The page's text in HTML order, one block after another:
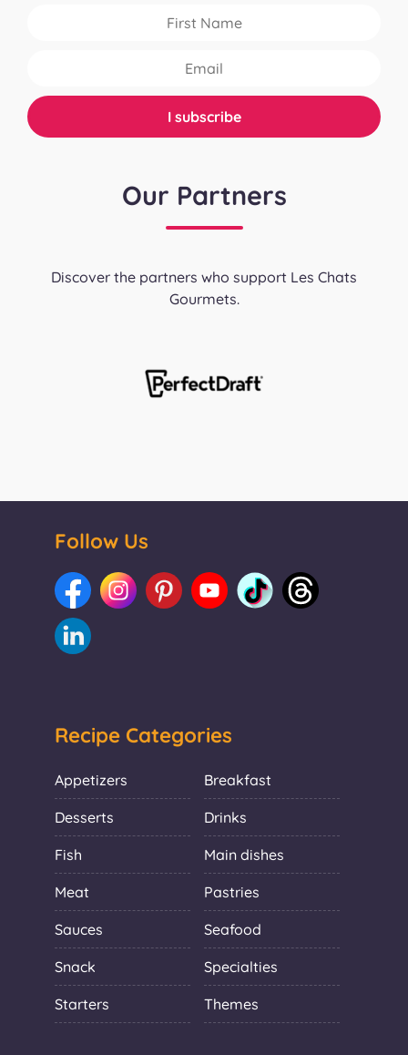
Our Partners
Discover the partners who support Les Chats
Gourmets.
Follow Us
Recipe Categories
Appetizers Breakfast
Desserts Drinks
Fish Main dishes
Meat Pastries
Sauces Seafood
Snack Specialties
Starters Themes